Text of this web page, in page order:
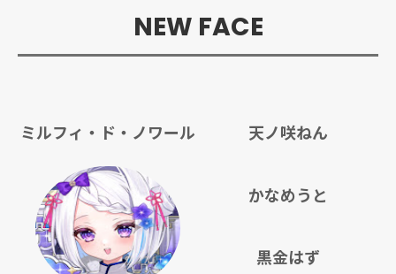
NEW FACE
ミルフィ・ド・ノワール 天ノ咲ねん
かなめうと
黒金はず